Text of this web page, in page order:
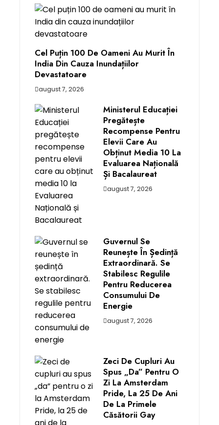
Cel Puțin 100 De Oameni Au Murit În
India Din Cauza Inundațiilor
Devastatoare
august 7, 2026
Ministerul Educației
Pregătește
Recompense Pentru
Elevii Care Au
Obținut Media 10 La
Evaluarea Națională
Și Bacalaureat
august 7, 2026
Guvernul Se
Reunește În Ședință
Extraordinară. Se
Stabilesc Regulile
Pentru Reducerea
Consumului De
Energie
august 7, 2026
Zeci De Cupluri Au
Spus „da” Pentru O
Zi La Amsterdam
Pride, La 25 De Ani
De La Primele
Căsătorii Gay